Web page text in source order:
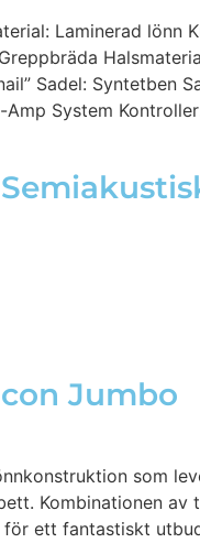
Laminerad lönn
Sadel: Syntetben
System
Jumbo
som
Kombinationen av
ett fantastiskt